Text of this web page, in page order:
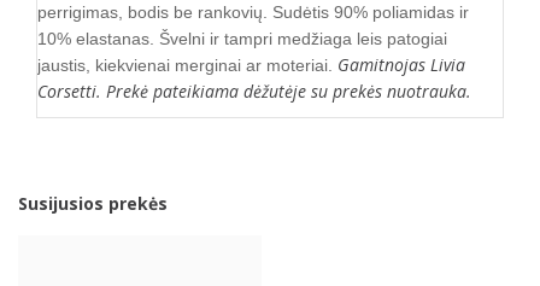
perrigimas, bodis be rankovių. Sudėtis 90% poliamidas ir
10% elastanas. Švelni ir tampri medžiaga leis patogiai
jaustis, kiekvienai merginai ar moteriai. Gamitnojas Livia
Corsetti. Prekė pateikiama dėžutėje su prekės nuotrauka.
Susijusios prekės